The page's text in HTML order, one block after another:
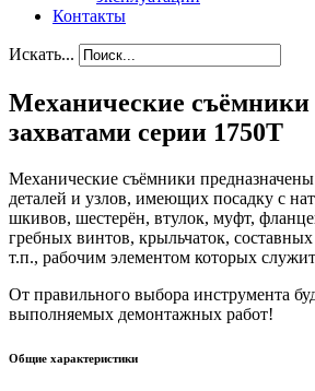
Контакты
Искать...
Механические
захватами серии 1750T
Механические съёмники
деталей и узлов, имеющих посадку с
шкивов, шестерён, втулок, муфт,
гребных винтов, крыльчаток,
т.п., рабочим элементом которых
От правильного выбора инструмента
выполняемых демонтажных работ!
Общие характеристики